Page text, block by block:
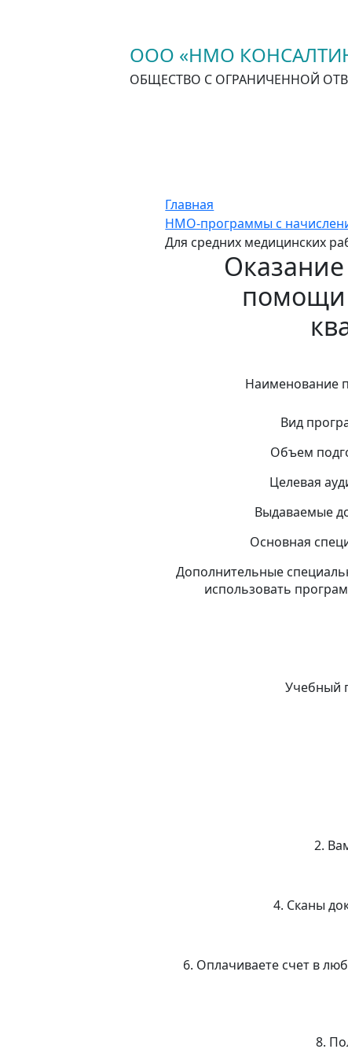
ООО «НМО
ОБЩЕСТВО С ОГРАНИЧЕННОЙ
Главная
НМО-программы с
Для средних медицинских
помощи
Наименование
Вид
Объем
Целевая
Выдаваемые
Основная
Дополнительные
использовать
Учебный
2.
4. Сканы
6. Оплачиваете счет в
8.